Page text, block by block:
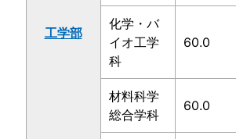
工学部
化学・バ
イオ工学
科
60.0
材料科学
総合学科
60.0